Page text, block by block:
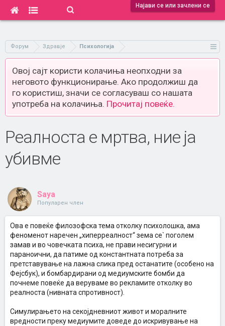
Најави се или зачлени се
Форум Здравје Психологија
Овој сајт користи колачиња неопходни за
неговото функционирање. Ако продолжиш да
го користиш, значи се согласуваш со нашата
употреба на колачиња. Прочитај повеќе.
Реалноста е мртва, ние ја
убивме
Saya
Популарен член
Ова е повеќе филозофска тема отколку психолошка, ама
феноменот наречен „хиперреалност“ зема се` поголем
замав и во човечката психа, не прави несигурни и
параноични, да патиме од константната потреба за
претставување на лажна слика пред останатите (особено на
Фејсбук), и бомбардирани од медиумските бомби да
почнеме повеќе да веруваме во рекламите отколку во
реалноста (нивната спротивност).
Симулирањето на секојдневниот живот и моралните
вредности преку медиумите доведе до искривување на